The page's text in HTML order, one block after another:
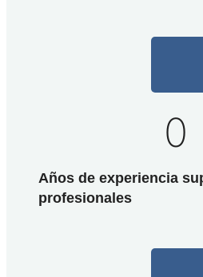
0
Años de experiencia
profesionales